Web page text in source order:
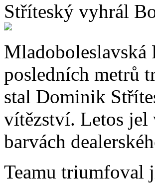
Stříteský vyhrál
Mladoboleslavská
posledních metrů
stal Dominik
vítězství. Letos jel
barvách
Teamu triumfoval